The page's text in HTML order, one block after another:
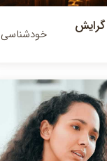
گرايش
خودشناسی